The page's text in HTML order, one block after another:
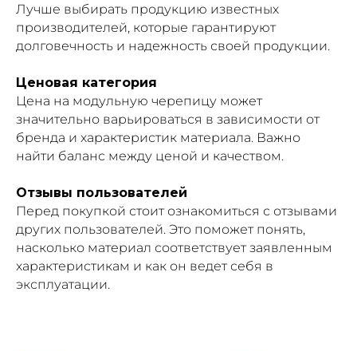
Лучше выбирать продукцию известных
производителей, которые гарантируют
долговечность и надежность своей продукции.
Ценовая категория
Цена на модульную черепицу может
значительно варьироваться в зависимости от
бренда и характеристик материала. Важно
найти баланс между ценой и качеством.
Отзывы пользователей
Перед покупкой стоит ознакомиться с отзывами
других пользователей. Это поможет понять,
насколько материал соответствует заявленным
характеристикам и как он ведет себя в
эксплуатации.